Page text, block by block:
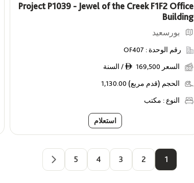
Project P1039 - Jewel of the Creek F1F2 Office
Building
بورسعيد
رقم الوحدة : OF407
السعر ê 169,500 / السنة
الحجم (قدم مربع) 1,130.00
النوع : مكتب
استعلام
1
2
3
4
5